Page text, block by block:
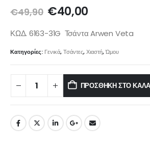
€49,90 €40,00
ΚΩΔ. 6163-31G Τσάντα Arwen Veta
Κατηγορίες: Γενικά,Τσάντες,Χιαστή,Ώμου
ΠΡΟΣΘΉΚΗ ΣΤΟ